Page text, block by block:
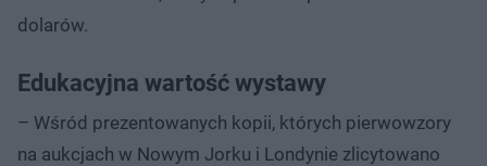
dolarów.
Edukacyjna wartość wystawy
– Wśród prezentowanych kopii, których pierwowzory
na aukcjach w Nowym Jorku i Londynie zlicytowano